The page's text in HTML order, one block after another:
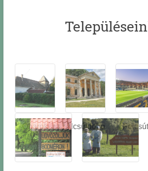
Óbarok
Alcsútdobo
z